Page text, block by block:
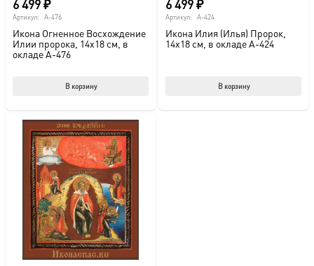
6 499₽
Артикул: A-476
Икона Огненное Восхождение
Илии пророка, 14х18 см, в
окладе A-476
В корзину
6 499₽
Артикул: A-424
Икона Илия (Илья) Пророк,
14х18 см, в окладе A-424
В корзину